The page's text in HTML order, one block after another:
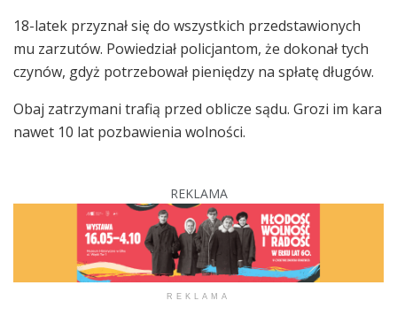
18-latek przyznał się do wszystkich przedstawionych
mu zarzutów. Powiedział policjantom, że dokonał tych
czynów, gdyż potrzebował pieniędzy na spłatę długów.
Obaj zatrzymani trafią przed oblicze sądu. Grozi im kara
nawet 10 lat pozbawienia wolności.
REKLAMA
REKLAMA